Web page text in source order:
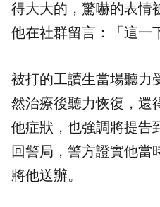
得大大的，驚嚇的表情
他在社群留言：「這一
被打的工讀生當場聽力
然治療後聽力恢復，還
他症狀，也強調將提告
回警局，警方證實他當
將他送辦。